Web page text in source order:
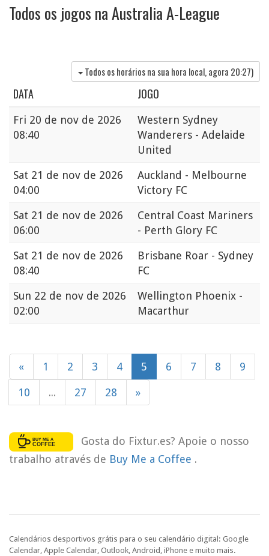
Todos os jogos na Australia A-League
Todos os horários na sua hora local, agora 20:27)
DATA JOGO
Fri 20 de nov de 2026
08:40
Western Sydney
Wanderers - Adelaide
United
Sat 21 de nov de 2026
04:00
Auckland - Melbourne
Victory FC
Sat 21 de nov de 2026
06:00
Central Coast Mariners
- Perth Glory FC
Sat 21 de nov de 2026
08:40
Brisbane Roar - Sydney
FC
Sun 22 de nov de 2026
02:00
Wellington Phoenix -
Macarthur
« 1 2 3 4 5 6 7 8 9
10 ... 27 28 »
Gosta do Fixtur.es? Apoie o nosso
trabalho através de Buy Me a Coffee .
Calendários desportivos grátis para o seu calendário digital: Google
Calendar, Apple Calendar, Outlook, Android, iPhone e muito mais.